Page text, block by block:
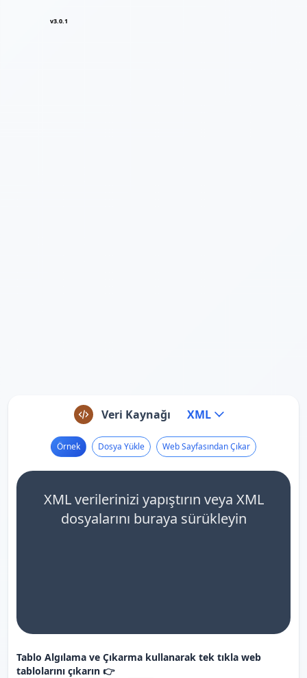
v3.0.1
Veri Kaynağı XML
Örnek Dosya Yükle Web Sayfasından Çıkar
XML verilerinizi yapıştırın veya XML
dosyalarını buraya sürükleyin
Tablo Algılama ve Çıkarma kullanarak tek tıkla web
tablolarını çıkarın 👉